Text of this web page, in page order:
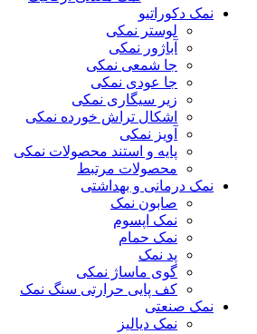
نمک دکوراتیو
لوستر نمکی
آباژور نمکی
جا شمعی نمکی
جا عودی نمکی
زیر سیگاری نمکی
اشکال تراش خورده نمکی
آویز نمکی
پایه و استند محصولات نمکی
محصولات مرتبط
نمک درمانی و بهداشتی
صابون نمک
نمک اپسوم
نمک حمام
پد نمک
گوی ماساژ نمکی
کف پایی حرارتی سنگ نمک
نمک صنعتی
نمک دیالیز